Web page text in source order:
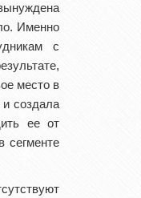
Именно
с
место в
создала
ее от
сегменте